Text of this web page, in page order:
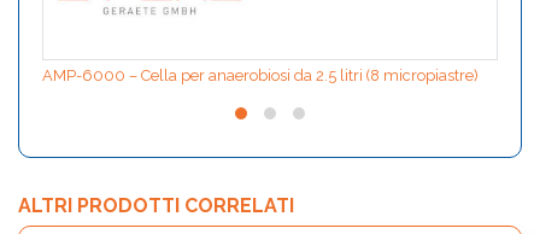
AMP-6000 – Cella per anaerobiosi da 2.5 litri (8 micropiastre)
ALTRI PRODOTTI CORRELATI